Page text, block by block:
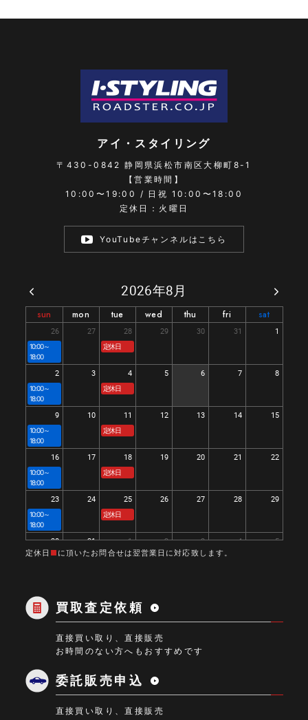
アイ・スタイリング
〒430-0842静岡県浜松市南区大柳町8-1
【営業時間】
10:00〜19:00 / 日祝 10:00〜18:00
定休日：火曜日
YouTubeチャンネルはこちら
2026年8月
sun mon tue wed thu fri sat
26
10:00～
18:00
27 28
定休日
29 30 31 1
2
10:00～
18:00
3 4
定休日
5 6 7 8
9
10:00～
18:00
10 11
定休日
12 13 14 15
16
10:00～
18:00
17 18
定休日
19 20 21 22
23
10:00～
18:00
24 25
定休日
26 27 28 29
30
10:00～
31 1
定休日
2 3 4 5
定休日 ■ に頂いたお問合せは翌営業日に対応致します。
買取査定依頼
直接買い取り、直接販売
お時間のない方へもおすすめです
委託販売申込
直接買い取り、直接販売